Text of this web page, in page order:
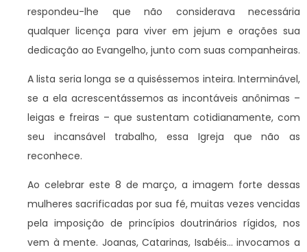
respondeu-lhe que não considerava necessária
qualquer licença para viver em jejum e orações sua
dedicação ao Evangelho, junto com suas companheiras.
A lista seria longa se a quiséssemos inteira. Interminável,
se a ela acrescentássemos as incontáveis anônimas –
leigas e freiras – que sustentam cotidianamente, com
seu incansável trabalho, essa Igreja que não as
reconhece.
Ao celebrar este 8 de março, a imagem forte dessas
mulheres sacrificadas por sua fé, muitas vezes vencidas
pela imposição de princípios doutrinários rígidos, nos
vem à mente. Joanas, Catarinas, Isabéis… invocamos a